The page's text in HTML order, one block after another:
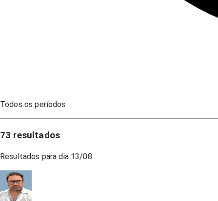
Todos os períodos
73 resultados
Resultados para dia 13/08